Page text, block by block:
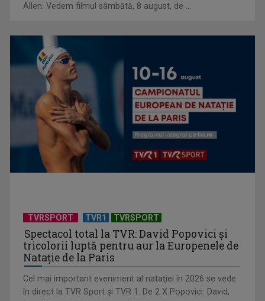
Criză acută în sistemul public: Grevă generală în sute de
spitale și ...
Allen. Vedem filmul sâmbătă, 8 august, de ...
TVRSPORT TVR1 TVRSPORT
Spectacol total la TVR: David Popovici și
tricolorii luptă pentru aur la Europenele de
Natație de la Paris
Cel mai important eveniment al nataţiei în 2026 se vede
în direct la TVR Sport şi TVR 1. De 2 X Popovici: David,